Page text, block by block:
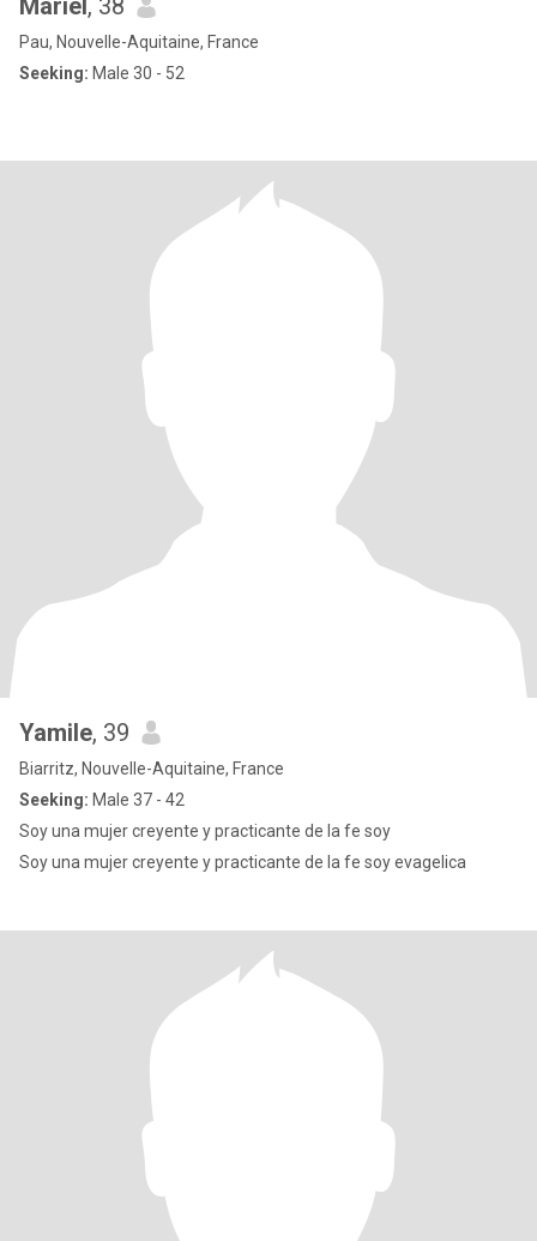
Mariel, 38
Pau, Nouvelle-Aquitaine, France
Seeking: Male 30 - 52
Yamile, 39
Biarritz, Nouvelle-Aquitaine, France
Seeking: Male 37 - 42
Soy una mujer creyente y practicante de la fe soy
Soy una mujer creyente y practicante de la fe soy evagelica